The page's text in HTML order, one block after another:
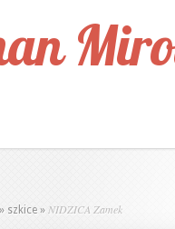
» szkice » NIDZICA Zamek